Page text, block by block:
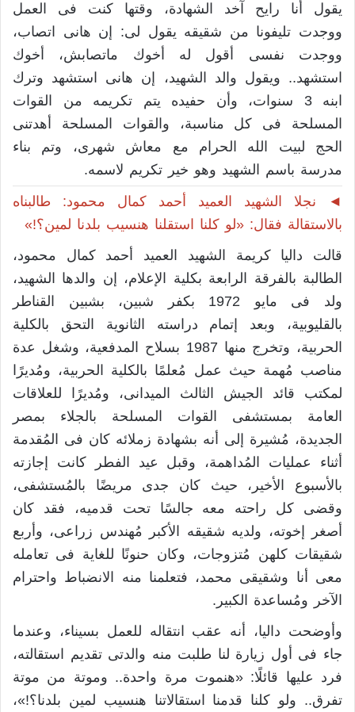
يقول أنا رايح آخد الشهادة، وقتها كنت فى العمل
ووجدت تليفونا من شقيقه يقول لى: إن هانى اتصاب،
ووجدت نفسى أقول له أخوك ماتصابش، أخوك
استشهد.. ويقول والد الشهيد، إن هانى استشهد وترك
ابنه 3 سنوات، وأن حفيده يتم تكريمه من القوات
المسلحة فى كل مناسبة، والقوات المسلحة أهدتنى
الحج لبيت الله الحرام مع معاش شهرى، وتم بناء
مدرسة باسم الشهيد وهو خير تكريم لاسمه.
◄ نجلا الشهيد العميد أحمد كمال محمود: طالبناه
بالاستقالة فقال: «لو كلنا استقلنا هنسيب بلدنا لمين؟!»
قالت داليا كريمة الشهيد العميد أحمد كمال محمود،
الطالبة بالفرقة الرابعة بكلية الإعلام، إن والدها الشهيد،
ولد فى مايو 1972 بكفر شبين، بشبين القناطر
بالقليوبية، وبعد إتمام دراسته الثانوية التحق بالكلية
الحربية، وتخرج منها 1987 بسلاح المدفعية، وشغل عدة
مناصب مُهمة حيث عمل مُعلمًا بالكلية الحربية، ومُديرًا
لمكتب قائد الجيش الثالث الميدانى، ومُديرًا للعلاقات
العامة بمستشفى القوات المسلحة بالجلاء بمصر
الجديدة، مُشيرة إلى أنه بشهادة زملائه كان فى المُقدمة
أثناء عمليات المُداهمة، وقبل عيد الفطر كانت إجازته
بالأسبوع الأخير، حيث كان جدى مريضًا بالمُستشفى،
وقضى كل راحته معه جالسًا تحت قدميه، فقد كان
أصغر إخوته، ولديه شقيقه الأكبر مُهندس زراعى، وأربع
شقيقات كلهن مُتزوجات، وكان حنونًا للغاية فى تعامله
معى أنا وشقيقى محمد، فتعلمنا منه الانضباط واحترام
الآخر ومُساعدة الكبير.
وأوضحت داليا، أنه عقب انتقاله للعمل بسيناء، وعندما
جاء فى أول زيارة لنا طلبت منه والدتى تقديم استقالته،
فرد عليها قائلًا: «هنموت مرة واحدة.. وموتة من موتة
تفرق.. ولو كلنا قدمنا استقالاتنا هنسيب لمين بلدنا؟!»،